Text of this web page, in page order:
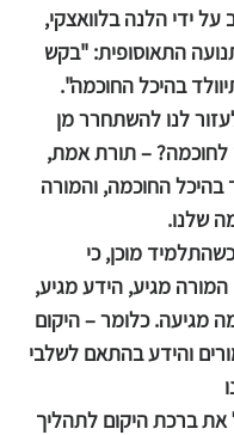
ידי הלנה בלוואצקי,
התאוסופית: "בקש
בהיכל החוכמה".
לנו להשתחרר מן
לחוכמה? – תורת אמת,
בהיכל החוכמה, והמורה
שלנו.
מוכן, כי
מגיע, הידע מגיע,
מגיעה. כלומר – היקום
והידע בהתאם לשלבי
את ברכת היקום לתהליך